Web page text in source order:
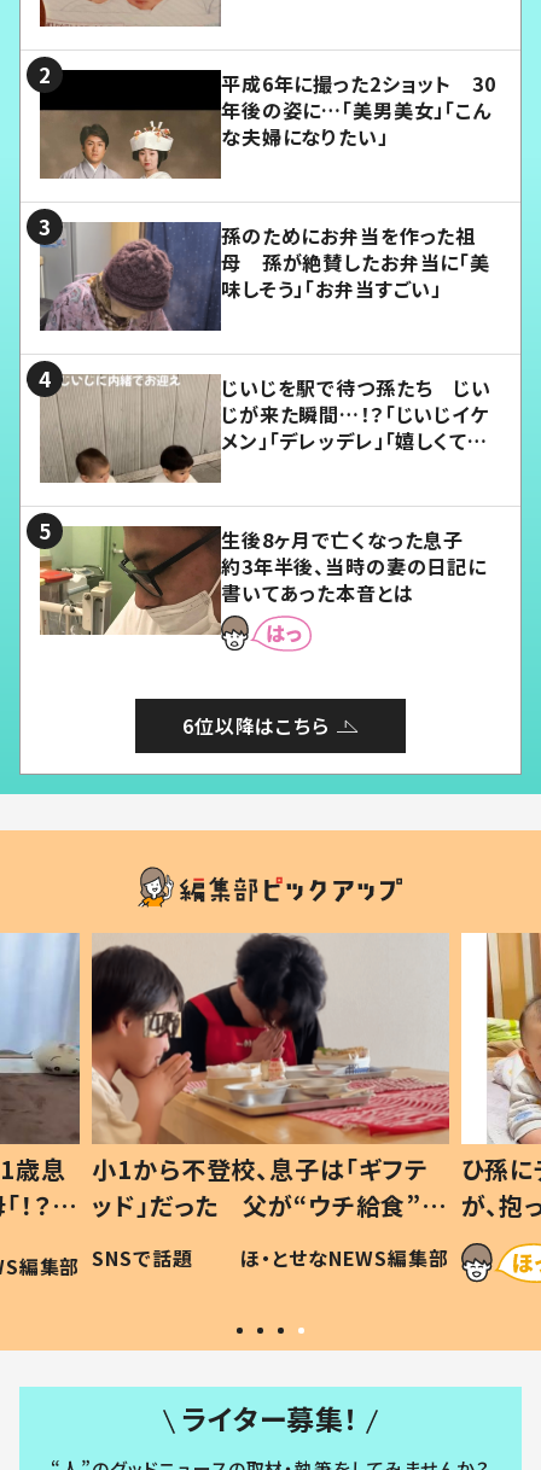
平成6年に撮った2ショット 30
年後の姿に…「美男美女」「こん
な夫婦になりたい」
孫のためにお弁当を作った祖
母 孫が絶賛したお弁当に「美
味しそう」「お弁当すごい」
じいじを駅で待つ孫たち じい
じが来た瞬間…！？「じいじイケ
メン」「デレッデレ」「嬉しくて可
生後8ヶ月で亡くなった息子
約3年半後、当時の妻の日記に
書いてあった本音とは
6位以降はこちら
歳息
？」
編集部
小1から不登校、息子は「ギフテ
ッド」だった 父が“ウチ給食”を
作り続ける理由とは #令和の親
#令和の子
SNSで話題 ほ・とせなNEWS編集部
ひ孫
が、
「涙が
い」
ライター募集！